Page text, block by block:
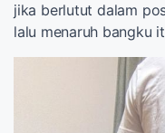
jika berlutut dalam
lalu menaruh bangku